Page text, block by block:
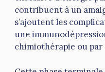
contribuent à un
s’ajoutent les
une
chimiothérapie ou par